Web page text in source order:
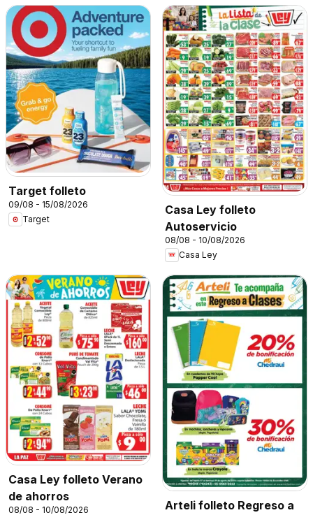
Target folleto
09/08 - 15/08/2026
Target
Casa Ley folleto
Autoservicio
08/08 - 10/08/2026
Casa Ley
Casa Ley folleto Verano
de ahorros
08/08 - 10/08/2026 Arteli folleto Regreso a